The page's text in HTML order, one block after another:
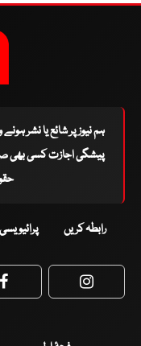
ہم نیوز پر شائع یا نشر
پیشگی اجازت کسی بھی
رابطہ کریں
Facebook